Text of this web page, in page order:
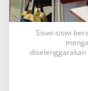
Siswi-siswi
diselenggarakan